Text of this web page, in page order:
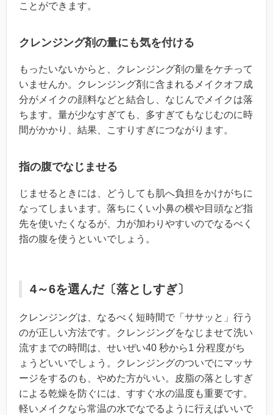
ことができます。
クレンジング剤の量にも気を付ける
もったいないからと、クレンジング剤の量をケチって
いませんか。クレンジング剤に含まれるメイクオフ成
分がメイクの顔料などと結合し、なじんでメイクは落
ちます。量が少なすぎても、多すぎてもなじむのに時
間がかかり、結果、こすりすぎにつながります。
指の腹でなじませる
じませるときには、どうしても肌へ負担をかけがちに
なってしまいます。落ちにくい小鼻の横や目頭など指
先を使いたくなるが、力が加わりやすいのでなるべく
指の腹を使うといいでしょう。
4～6を選んだ〔落としすぎ〕
クレンジングは、なるべく短時間で「ササッと」行う
のが正しい方法です。クレンジングをなじませて洗い
流すまでの時間は、せいぜい40 秒から1 分程度がち
ょうどいいでしょう。クレンジングのついでにマッサ
ージをするのも、やめた方がいい。皮脂の落としすぎ
による乾燥を防ぐには、すすぐ水の温度も重要です。
軽いメイクなら常温の水でなでるように行えばいいで